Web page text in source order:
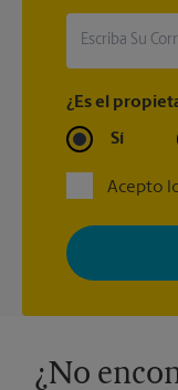
¿Es el
Sí
Acepto
Al registrarse,
Store con noticias,
adaptados a sus
momento. Para
¿No